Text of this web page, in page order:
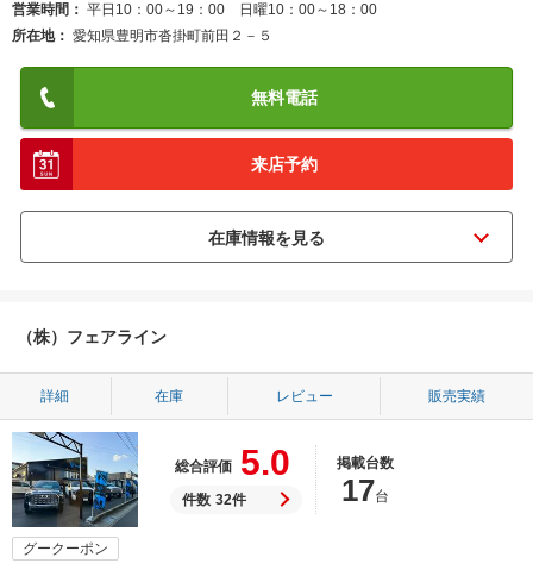
営業時間
平日10：00～19：00 日曜10：00～18：00
所在地
愛知県豊明市沓掛町前田２－５
無料電話
来店予約
（株）フェアライン
詳細 在庫 レビュー 販売実績
総合評価 5.0
件数 32件
掲載台数
17台
グークーポン